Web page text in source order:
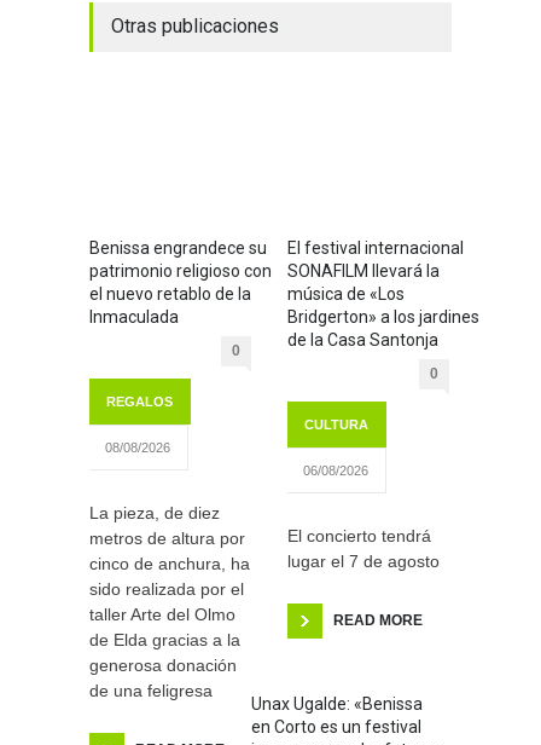
Otras publicaciones
Benissa engrandece su
patrimonio religioso con
el nuevo retablo de la
Inmaculada
0
REGALOS
08/08/2026
La pieza, de diez
metros de altura por
cinco de anchura, ha
sido realizada por el
taller Arte del Olmo
de Elda gracias a la
generosa donación
de una feligresa
El festival internacional
SONAFILM llevará la
música de «Los
Bridgerton» a los jardines
de la Casa Santonja
0
CULTURA
06/08/2026
El concierto tendrá
lugar el 7 de agosto
READ MORE
Unax Ugalde: «Benissa
en Corto es un festival